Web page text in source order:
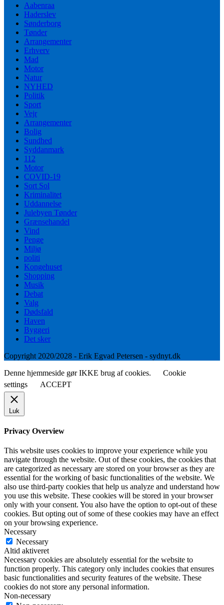
Aabenraa
Haderslev
Sønderborg
Tønder
Arrangementer
Erhverv
Mad
Motor
Natur
NYHED
Politik
Sport
Vejr
Arrangementer
Bolig
Sundhed
Syddanmark
112
Motor
COVID-19
Sort Sol
Kriminalitet
Uddannelse
Julebyen Tønder
Grænsehandel
Vind
Penge
Miljø
politi
Kongehuset
Shopping
Musik
Debat
Valg
Dødsfald
Haven
Byggeri
Det sker
Copyright 2020/2028 - Erik Egvad Petersen - sydnyt.dk
Denne hjemmeside gør IKKE brug af cookies.
Cookie
settings
ACCEPT
Luk
Privacy Overview
This website uses cookies to improve your experience while you
navigate through the website. Out of these cookies, the cookies that
are categorized as necessary are stored on your browser as they are
essential for the working of basic functionalities of the website. We
also use third-party cookies that help us analyze and understand how
you use this website. These cookies will be stored in your browser
only with your consent. You also have the option to opt-out of these
cookies. But opting out of some of these cookies may have an effect
on your browsing experience.
Necessary
Necessary
Altid aktiveret
Necessary cookies are absolutely essential for the website to
function properly. This category only includes cookies that ensures
basic functionalities and security features of the website. These
cookies do not store any personal information.
Non-necessary